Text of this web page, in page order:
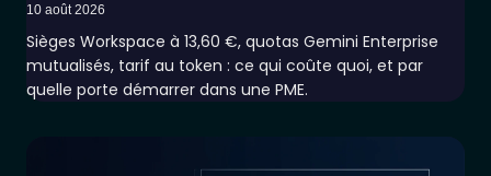
10 août 2026
Sièges Workspace à 13,60 €, quotas Gemini Enterprise
mutualisés, tarif au token : ce qui coûte quoi, et par
quelle porte démarrer dans une PME.